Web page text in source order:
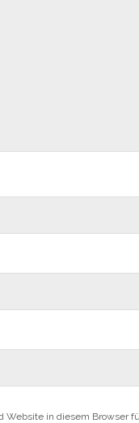
Website in diesem Browser